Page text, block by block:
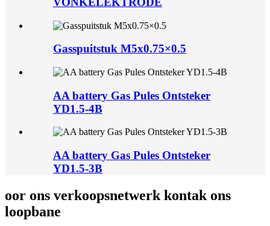
Gasspuitstuk M5x0.75×0.5
AA battery Gas Pules Ontsteker
YD1.5-4B
AA battery Gas Pules Ontsteker
YD1.5-3B
oor ons verkoopsnetwerk kontak ons ​​
loopbane